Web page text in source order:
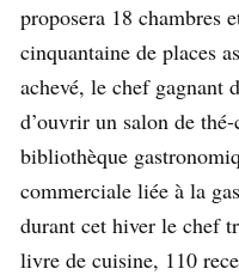
proposera 18 chambres
cinquantaine de places
achevé, le chef gagnant
d’ouvrir un salon de
bibliothèque
commerciale liée à la
durant cet hiver le chef
livre de cuisine, 110